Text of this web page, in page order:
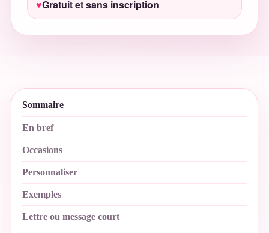
Gratuit et sans inscription
Sommaire
En bref
Occasions
Personnaliser
Exemples
Lettre ou message court